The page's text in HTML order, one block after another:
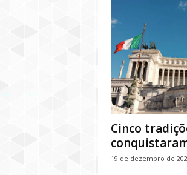
Cinco
19 de dezembro de